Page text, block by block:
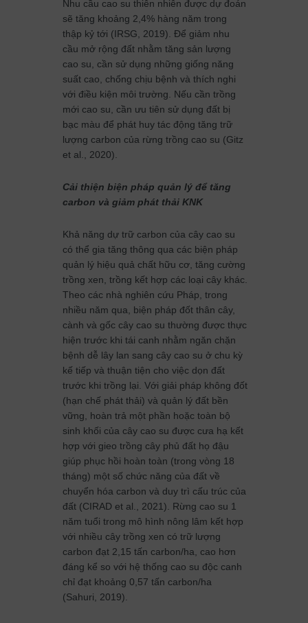
Nhu cầu cao su thiên nhiên được dự đoán
sẽ tăng khoảng 2,4% hàng năm trong
thập kỷ tới (IRSG, 2019). Để giảm nhu
cầu mở rộng đất nhằm tăng sản lượng
cao su, cần sử dụng những giống năng
suất cao, chống chịu bệnh và thích nghi
với điều kiện môi trường. Nếu cần trồng
mới cao su, cần ưu tiên sử dụng đất bị
bạc màu để phát huy tác động tăng trữ
lượng carbon của rừng trồng cao su (Gitz
et al., 2020).
Cải thiện biện pháp quản lý để tăng
carbon và giảm phát thải KNK
Khả năng dự trữ carbon của cây cao su
có thể gia tăng thông qua các biện pháp
quản lý hiệu quả chất hữu cơ, tăng cường
trồng xen, trồng kết hợp các loại cây khác.
Theo các nhà nghiên cứu Pháp, trong
nhiều năm qua, biện pháp đốt thân cây,
cành và gốc cây cao su thường được thực
hiện trước khi tái canh nhằm ngăn chặn
bệnh dễ lây lan sang cây cao su ở chu kỳ
kế tiếp và thuận tiện cho việc dọn đất
trước khi trồng lại. Với giải pháp không đốt
(hạn chế phát thải) và quản lý đất bền
vững, hoàn trả một phần hoặc toàn bộ
sinh khối của cây cao su được cưa hạ kết
hợp với gieo trồng cây phủ đất họ đậu
giúp phục hồi hoàn toàn (trong vòng 18
tháng) một số chức năng của đất về
chuyển hóa carbon và duy trì cấu trúc của
đất (CIRAD et al., 2021). Rừng cao su 1
năm tuổi trong mô hình nông lâm kết hợp
với nhiều cây trồng xen có trữ lượng
carbon đạt 2,15 tấn carbon/ha, cao hơn
đáng kể so với hệ thống cao su độc canh
chỉ đạt khoảng 0,57 tấn carbon/ha
(Sahuri, 2019).